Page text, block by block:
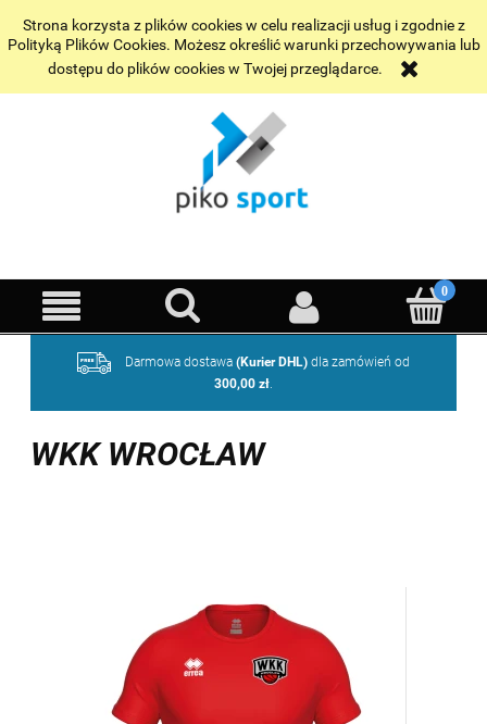
Strona korzysta z plików cookies w celu realizacji usług i zgodnie z
Polityką Plików Cookies. Możesz określić warunki przechowywania lub
dostępu do plików cookies w Twojej przeglądarce.
Wybrane realizacje Kontakt
Darmowa dostawa(Kurier DHL) dla zamówień od
300,00 zł
WKK WROCŁAW